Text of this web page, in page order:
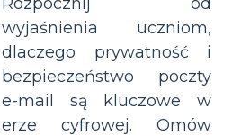
wyjaśnienia uczniom,
dlaczego prywatność i
bezpieczeństwo poczty
e-mail są kluczowe w
erze cyfrowej. Omów